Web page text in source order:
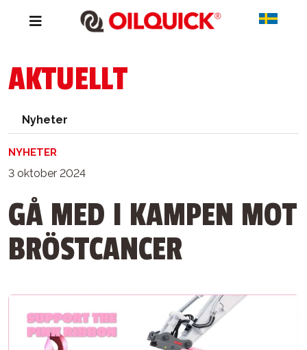
AKTUELLT
Nyheter
NYHETER
3 oktober 2024
GÅ MED I KAMPEN MOT
BRÖSTCANCER